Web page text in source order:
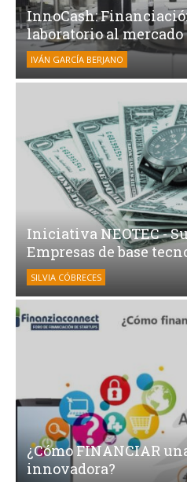
InnoCash:
laboratorio al mercado
IVÁN GARCÍA BERJANO
Iniciativa NEOTEC -
Empresas de base
SILVIA CÓBRECES
¿Cómo FINANCIAR
innovadora?